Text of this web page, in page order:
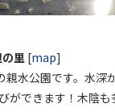
里 [map]
親水公園です。水深
ができます！木陰